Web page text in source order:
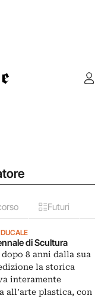
Futuri
di Scultura
8 anni dalla sua
la storica
interamente
all’arte plastica, con